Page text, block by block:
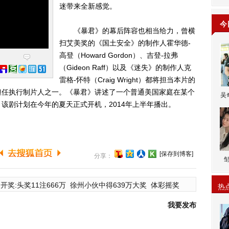
迷带来全新感觉。
《暴君》的幕后阵容也相当给力，曾横
扫艾美奖的《国土安全》的制作人霍华德-
高登（Howard Gordon）、吉登-拉弗
（Gideon Raff）以及《迷失》的制作人克
雷格-怀特（Craig Wright）都将担当本片的
执行制片人之一。《暴君》讲述了一个普通美国家庭在某个
剧计划在今年的夏天正式开机，2014年上半年播出。
分享： [保存到博客]
奖:头奖11注666万 徐州小伙中得639万大奖 体彩摇奖
我要发布
今
吴
热